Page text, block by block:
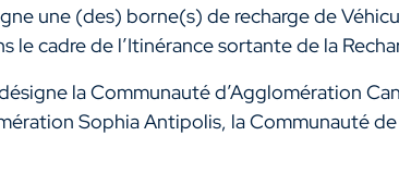
une (des) borne(s) de recharge de
le cadre de l’Itinérance sortante de la
la Communauté d’Agglomération
Sophia Antipolis, la Communauté